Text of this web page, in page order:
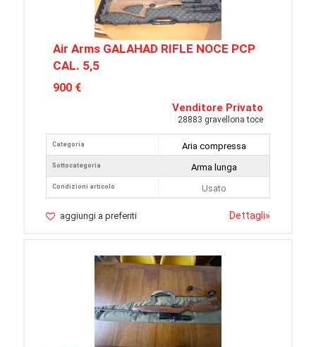
Air Arms GALAHAD RIFLE NOCE PCP
CAL. 5,5
900 €
Venditore Privato
28883 gravellona toce
Categoria
Sottocategoria
Condizioni articolo
Aria compressa
Arma lunga
Usato
aggiungi a preferiti Dettagli»